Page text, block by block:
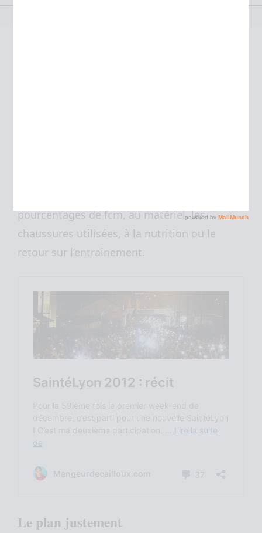
pourcentages de fcm, au matériel, les
chaussures utilisées, à la nutrition ou le
retour sur l’entrainement.
Le plan justement